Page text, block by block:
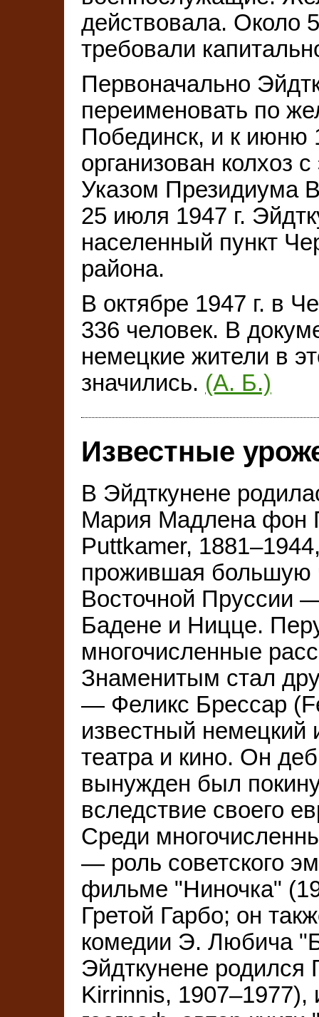
действовала. Около
требовали
Первоначально
переименовать по
Побединск, и к июню
организован колхоз
Указом Президиума
25 июля 1947 г.
населенный пункт
района.
В октябре 1947 г. в
336 человек. В
немецкие жители в
значились. (А. Б.)
Известные
В Эйдткунене
Мария Мадлена фон
Puttkamer,
прожившая большую
Восточной Пруссии
Бадене и Ницце.
многочисленные
Знаменитым стал
— Феликс Брессар
известный немецкий
театра и кино. Он
вынужден был
вследствие своего
Среди
— роль советского
фильме "Ниночка"
Гретой Гарбо; он
комедии Э. Любича
Эйдткунене родился
Kirrinnis, 1907–1977),